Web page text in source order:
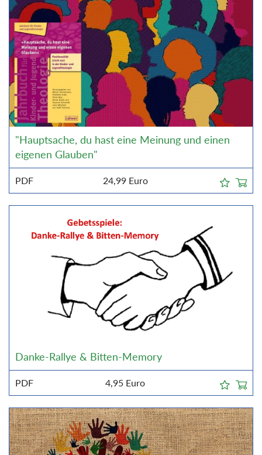
"Hauptsache, du hast eine Meinung und einen
eigenen Glauben"
PDF 24,99 Euro
Danke-Rallye & Bitten-Memory
PDF 4,95 Euro